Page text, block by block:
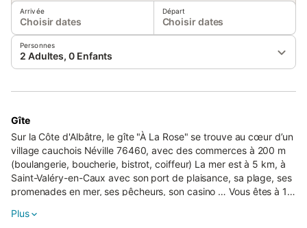
Arrivée
Choisir dates
Départ
Choisir dates
Personnes
2 Adultes, 0 Enfants
Gîte
Sur la Côte d'Albâtre, le gîte "À La Rose" se trouve au cœur d’un
village cauchois Néville 76460, avec des commerces à 200 m
(boulangerie, boucherie, bistrot, coiffeur) La mer est à 5 km, à
Saint-Valéry-en-Caux avec son port de plaisance, sa plage, ses
promenades en mer, ses pêcheurs, son casino … Vous êtes à 10
français), son chemin des Cressonnières et de Veulettes-sur-Mer
Plus